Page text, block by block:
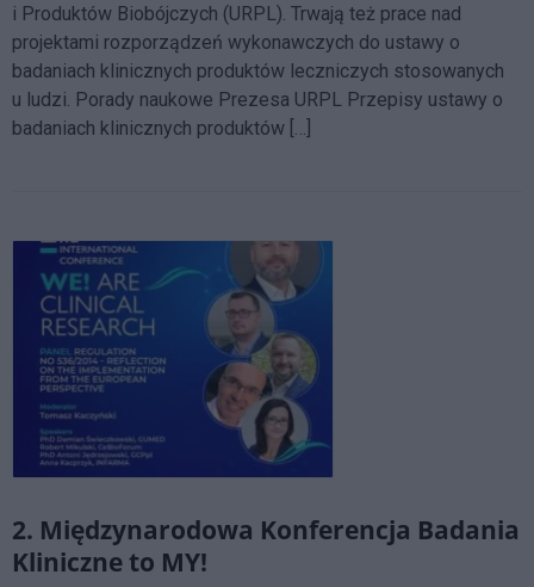
i Produktów Biobójczych (URPL). Trwają też prace nad
projektami rozporządzeń wykonawczych do ustawy o
badaniach klinicznych produktów leczniczych stosowanych
u ludzi. Porady naukowe Prezesa URPL Przepisy ustawy o
badaniach klinicznych produktów […]
2. Międzynarodowa Konferencja Badania
Kliniczne to MY!